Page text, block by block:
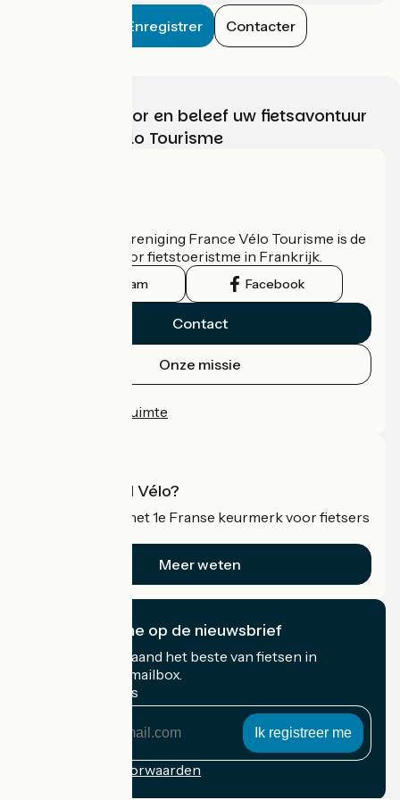
Enregistrer Contacter
Kies, bereid voor en beleef uw fietsavontuur
met France Vélo Tourisme
De nationale vereniging France Vélo Tourisme is de
officiële gids voor fietstoeristme in Frankrijk.
Instagram Facebook
Contact
Onze missie
Professionele ruimte
Wat is Accueil Vélo?
Accueil Vélo is het 1e Franse keurmerk voor fietsers
Meer weten
Ik abonneer me op de nieuwsbrief
Ontvang elke maand het beste van fietsen in
Frankrijk in uw mailbox.
Mijn e-mailadres
Inschrijvingsvoorwaarden